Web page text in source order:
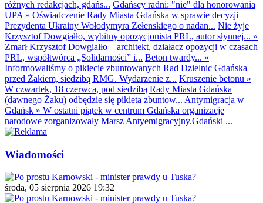
różnych redakcjach, gdańs... Gdańscy radni: "nie" dla honorowania
UPA » Oświadczenie Rady Miasta Gdańska w sprawie decyzji
Prezydenta Ukrainy Wołodymyra Zełenskiego o nadan... Nie żyje
Krzysztof Dowgiałło, wybitny opozycjonista PRL, autor słynnej... »
Zmarł Krzysztof Dowgiałło – architekt, działacz opozycji w czasach
PRL, współtwórca „Solidarności” i... Beton twardy... »
Informowaliśmy o pikiecie zbuntowanych Rad Dzielnic Gdańska
przed Żakiem, siedzibą RMG. Wydarzenie z... Kruszenie betonu »
W czwartek, 18 czerwca, pod siedzibą Rady Miasta Gdańska
(dawnego Żaku) odbędzie się pikieta zbuntow... Antymigracja w
Gdańsk » W ostatni piątek w centrum Gdańska organizacje
narodowe zorganizowały Marsz Antyemigracyjny.Gdański ...
Wiadomości
środa, 05 sierpnia 2026 19:32